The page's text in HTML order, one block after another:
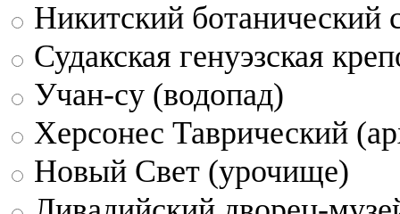
Никитский ботанический
Судакская генуэзская
Учан-су (водопад)
Херсонес Таврический
Новый Свет (урочище)